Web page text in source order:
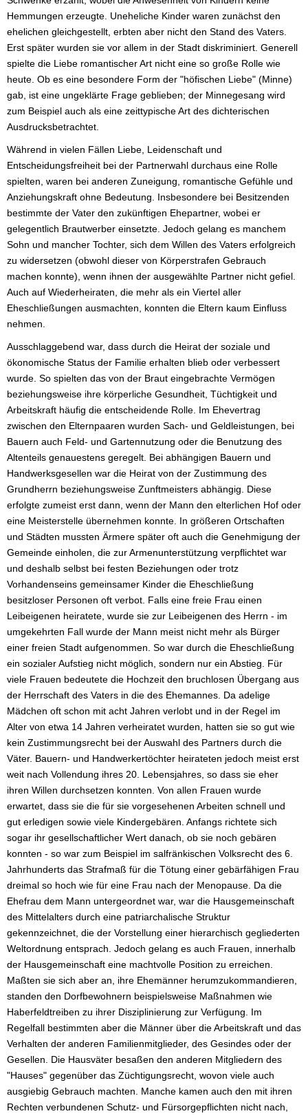
Hemmungen erzeugte. Uneheliche Kinder waren zunächst den
ehelichen gleichgestellt, erbten aber nicht den Stand des Vaters.
Erst später wurden sie vor allem in der Stadt diskriminiert. Generell
spielte die Liebe romantischer Art nicht eine so große Rolle wie
heute. Ob es eine besondere Form der "höfischen Liebe" (Minne)
gab, ist eine ungeklärte Frage geblieben; der Minnegesang wird
zum Beispiel auch als eine zeittypische Art des dichterischen
Ausdrucksbetrachtet.
Während in vielen Fällen Liebe, Leidenschaft und
Entscheidungsfreiheit bei der Partnerwahl durchaus eine Rolle
spielten, waren bei anderen Zuneigung, romantische Gefühle und
Anziehungskraft ohne Bedeutung. Insbesondere bei Besitzenden
bestimmte der Vater den zukünftigen Ehepartner, wobei er
gelegentlich Brautwerber einsetzte. Jedoch gelang es manchem
Sohn und mancher Tochter, sich dem Willen des Vaters erfolgreich
zu widersetzen (obwohl dieser von Körperstrafen Gebrauch
machen konnte), wenn ihnen der ausgewählte Partner nicht gefiel.
Auch auf Wiederheiraten, die mehr als ein Viertel aller
Eheschließungen ausmachten, konnten die Eltern kaum Einfluss
nehmen.
Ausschlaggebend war, dass durch die Heirat der soziale und
ökonomische Status der Familie erhalten blieb oder verbessert
wurde. So spielten das von der Braut eingebrachte Vermögen
beziehungsweise ihre körperliche Gesundheit, Tüchtigkeit und
Arbeitskraft häufig die entscheidende Rolle. Im Ehevertrag
zwischen den Elternpaaren wurden Sach- und Geldleistungen, bei
Bauern auch Feld- und Gartennutzung oder die Benutzung des
Altenteils genauestens geregelt. Bei abhängigen Bauern und
Handwerksgesellen war die Heirat von der Zustimmung des
Grundherrn beziehungsweise Zunftmeisters abhängig. Diese
erfolgte zumeist erst dann, wenn der Mann den elterlichen Hof oder
eine Meisterstelle übernehmen konnte. In größeren Ortschaften
und Städten mussten Ärmere später oft auch die Genehmigung der
Gemeinde einholen, die zur Armenunterstützung verpflichtet war
und deshalb selbst bei festen Beziehungen oder trotz
Vorhandenseins gemeinsamer Kinder die Eheschließung
besitzloser Personen oft verbot. Falls eine freie Frau einen
Leibeigenen heiratete, wurde sie zur Leibeigenen des Herrn - im
umgekehrten Fall wurde der Mann meist nicht mehr als Bürger
einer freien Stadt aufgenommen. So war durch die Eheschließung
ein sozialer Aufstieg nicht möglich, sondern nur ein Abstieg. Für
viele Frauen bedeutete die Hochzeit den bruchlosen Übergang aus
der Herrschaft des Vaters in die des Ehemannes. Da adelige
Mädchen oft schon mit acht Jahren verlobt und in der Regel im
Alter von etwa 14 Jahren verheiratet wurden, hatten sie so gut wie
kein Zustimmungsrecht bei der Auswahl des Partners durch die
Väter. Bauern- und Handwerkertöchter heirateten jedoch meist erst
weit nach Vollendung ihres 20. Lebensjahres, so dass sie eher
ihren Willen durchsetzen konnten. Von allen Frauen wurde
erwartet, dass sie die für sie vorgesehenen Arbeiten schnell und
gut erledigen sowie viele Kindergebären. Anfangs richtete sich
sogar ihr gesellschaftlicher Wert danach, ob sie noch gebären
konnten - so war zum Beispiel im salfränkischen Volksrecht des 6.
Jahrhunderts das Strafmaß für die Tötung einer gebärfähigen Frau
dreimal so hoch wie für eine Frau nach der Menopause. Da die
Ehefrau dem Mann untergeordnet war, war die Hausgemeinschaft
des Mittelalters durch eine patriarchalische Struktur
gekennzeichnet, die der Vorstellung einer hierarchisch gegliederten
Weltordnung entsprach. Jedoch gelang es auch Frauen, innerhalb
der Hausgemeinschaft eine machtvolle Position zu erreichen.
Maßten sie sich aber an, ihre Ehemänner herumzukommandieren,
standen den Dorfbewohnern beispielsweise Maßnahmen wie
Haberfeldtreiben zu ihrer Disziplinierung zur Verfügung. Im
Regelfall bestimmten aber die Männer über die Arbeitskraft und das
Verhalten der anderen Familienmitglieder, des Gesindes oder der
Gesellen. Die Hausväter besaßen den anderen Mitgliedern des
"Hauses" gegenüber das Züchtigungsrecht, wovon viele auch
ausgiebig Gebrauch machten. Manche kamen auch den mit ihren
Rechten verbundenen Schutz- und Fürsorgepflichten nicht nach,